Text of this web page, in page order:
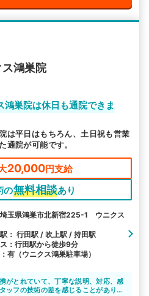
ス鴻巣院
鴻巣院は休日も通院できま
は平日はもちろん、土日祝も営業
通院が可能です。
20,000円支給
の無料相談あり
玉県鴻巣市北新宿225-1 ウニクス
： 行田駅 / 吹上駅 / 持田駅
：行田駅から徒歩9分
有（ウニクス鴻巣駐車場）
がとれていて、丁寧な説明、対応、感
ッフの技術の差を感じることがありま